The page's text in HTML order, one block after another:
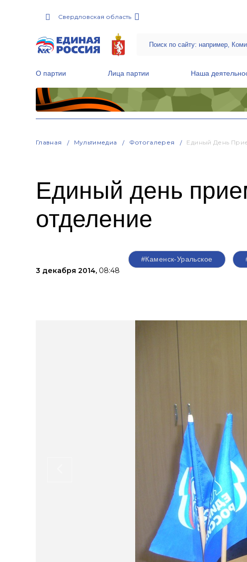
Свердловская область
О партии Лица партии Наша
Главная Мультимедиа Фотогалерея Единый День
Единый день
отделение
3 декабря 2014, 08:48
#Каменск-Уральское